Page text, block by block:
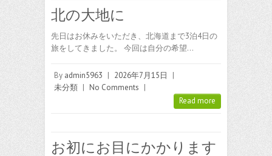
北の大地に
先日はお休みをいただき、北海道まで3泊4日の
旅をしてきました。 今回は自分の希望…
By admin5963 | 2026年7月15日
|
未分類 | No Comments |
Read more
お初にお目にかかります